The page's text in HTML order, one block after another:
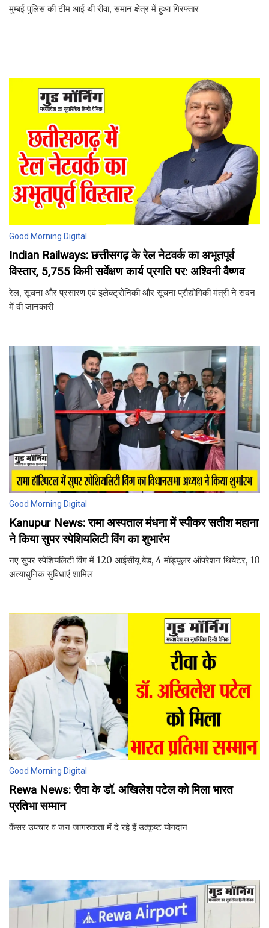
मुम्बई पुलिस की टीम आई थी रीवा, समान क्षेत्र में हुआ गिरफ्तार
Good Morning Digital
Indian Railways: छत्तीसगढ़ के रेल नेटवर्क का अभूतपूर्व
विस्तार, 5,755 किमी सर्वेक्षण कार्य प्रगति पर: अश्विनी वैष्णव
रेल, सूचना और प्रसारण एवं इलेक्ट्रोनिकी और सूचना प्रौद्योगिकी मंत्री ने सदन
में दी जानकारी
Good Morning Digital
Kanupur News: रामा अस्पताल मंधना में स्पीकर सतीश महाना
ने किया सुपर स्पेशियलिटी विंग का शुभारंभ
नए सुपर स्पेशियलिटी विंग में 120 आईसीयू बेड, 4 मॉड्यूलर ऑपरेशन थियेटर, 10
अत्याधुनिक सुविधाएं शामिल
Good Morning Digital
Rewa News: रीवा के डॉ. अखिलेश पटेल को मिला भारत
प्रतिभा सम्मान
कैंसर उपचार व जन जागरुकता में दे रहे हैं उत्कृष्ट योगदान